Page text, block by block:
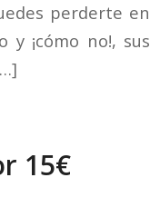
perderte en
y ¡cómo no!, sus
15€